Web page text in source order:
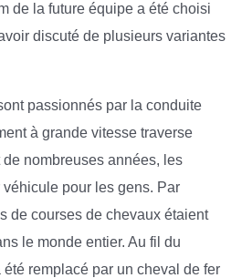
de la future équipe a été choisi
discuté de plusieurs variantes
passionnés par la conduite
à grande vitesse traverse
de nombreuses années, les
pour les gens. Par
de courses de chevaux étaient
le monde entier. Au fil du
remplacé par un cheval de fer